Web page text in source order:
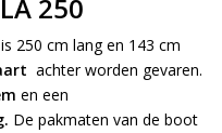
250
is 250 cm lang en 143 cm
achter worden gevaren.
en een
De pakmaten van de boot